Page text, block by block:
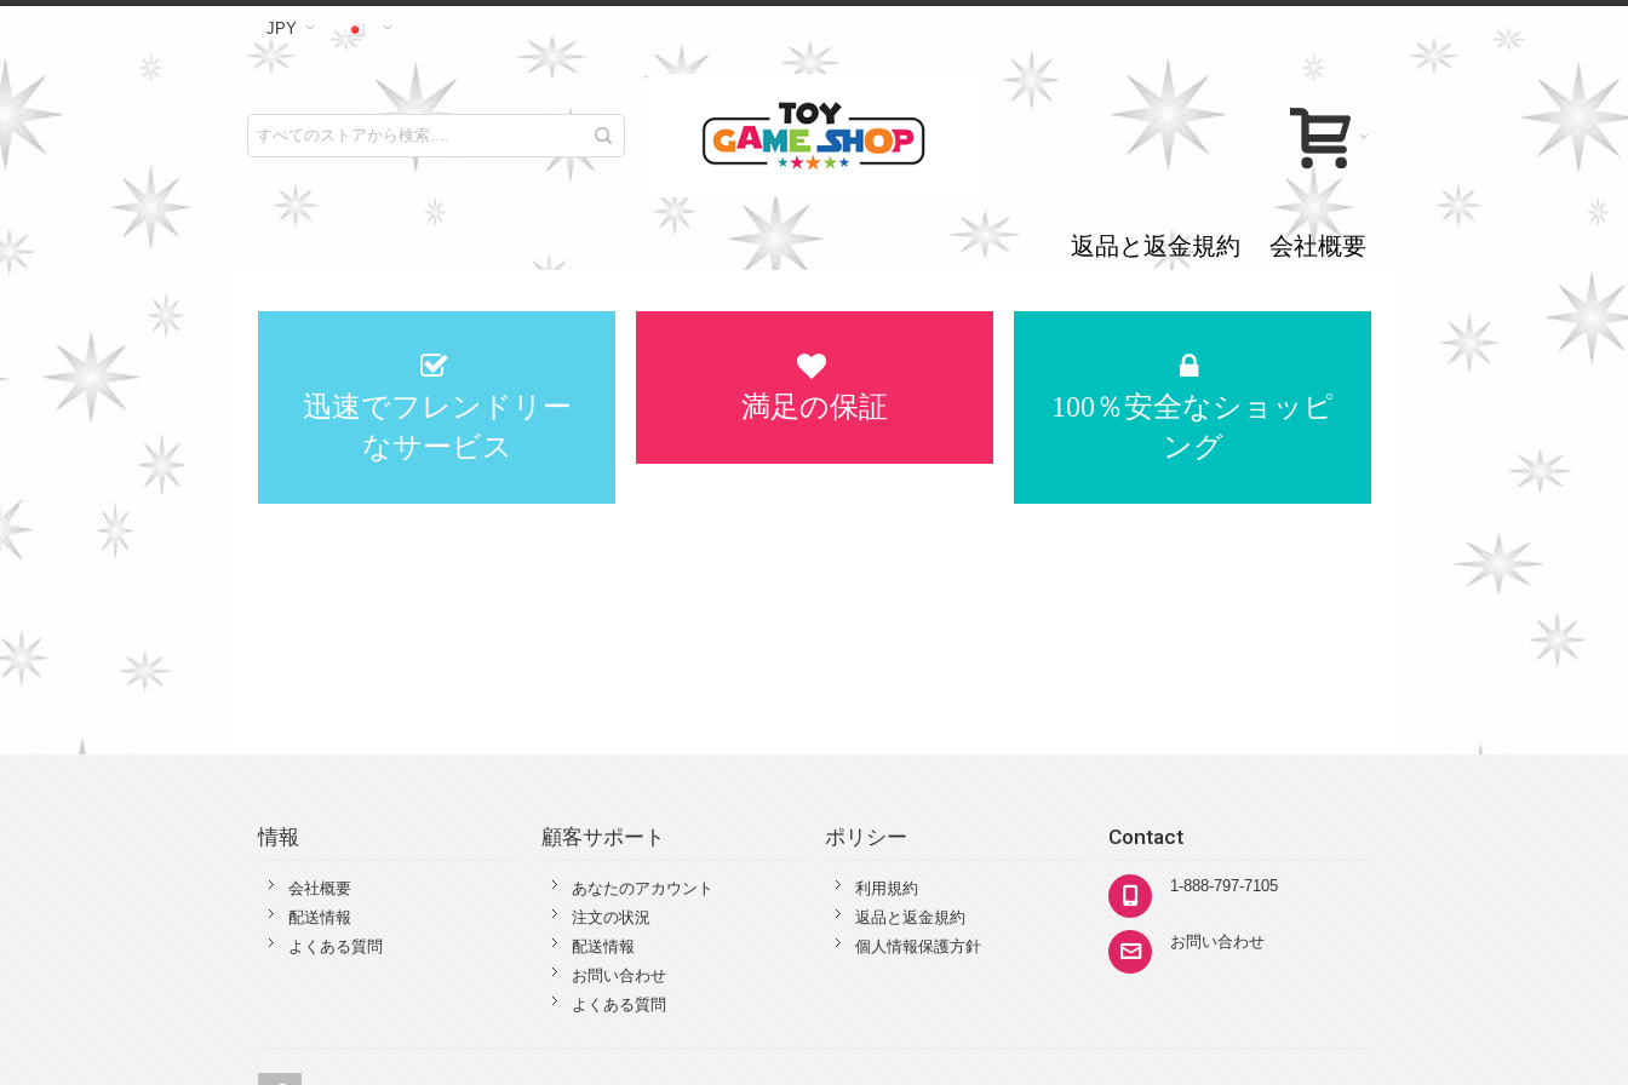
JPY
会社概要
返品と返金規約
迅速でフレンドリー
なサービス
満足の保証
100％安全なショッピ
ング
情報
会社概要
配送情報
よくある質問
顧客サポート
あなたのアカウント
注文の状況
配送情報
お問い合わせ
よくある質問
ポリシー
利用規約
返品と返金規約
個人情報保護方針
Contact
1-888-797-7105
お問い合わせ